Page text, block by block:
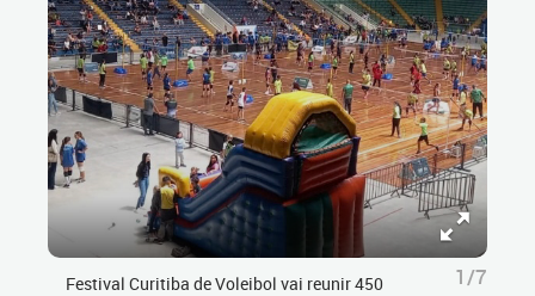
Festival Curitiba de Voleibol vai reunir 450
1/7